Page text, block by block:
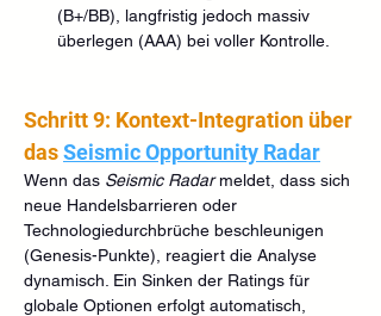
(B+/BB), langfristig jedoch massiv
überlegen (AAA) bei voller Kontrolle.
Schritt 9: Kontext-Integration über
das Seismic Opportunity Radar
Wenn das Seismic Radar meldet, dass sich
neue Handelsbarrieren oder
Technologiedurchbrüche beschleunigen
(Genesis-Punkte), reagiert die Analyse
dynamisch. Ein Sinken der Ratings für
globale Optionen erfolgt automatisch,